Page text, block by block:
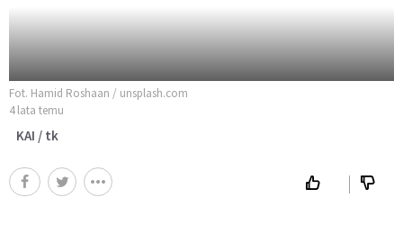
Fot. Hamid Roshaan / unsplash.com
4 lata temu
KAI / tk